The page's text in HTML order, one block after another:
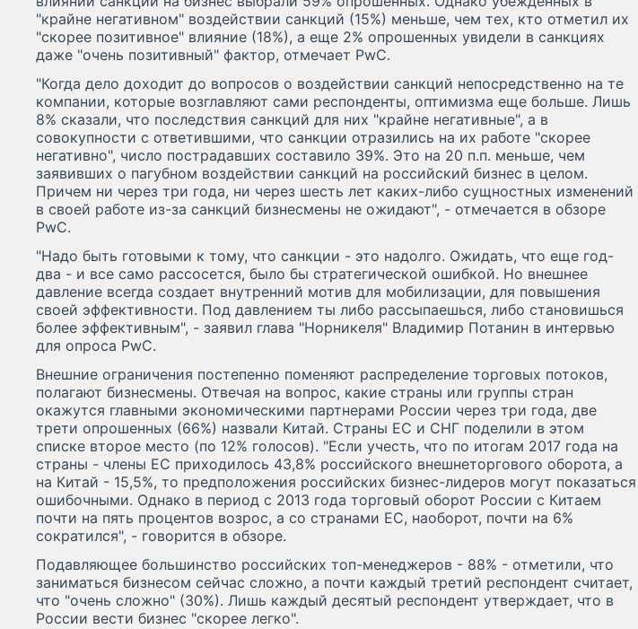
"крайне негативном" воздействии санкций (15%) меньше, чем тех, кто отметил их
"скорее позитивное" влияние (18%), а еще 2% опрошенных увидели в санкциях
даже "очень позитивный" фактор, отмечает PwC.
"Когда дело доходит до вопросов о воздействии санкций непосредственно на те
компании, которые возглавляют сами респонденты, оптимизма еще больше. Лишь
8% сказали, что последствия санкций для них "крайне негативные", а в
совокупности с ответившими, что санкции отразились на их работе "скорее
негативно", число пострадавших составило 39%. Это на 20 п.п. меньше, чем
заявивших о пагубном воздействии санкций на российский бизнес в целом.
Причем ни через три года, ни через шесть лет каких-либо сущностных изменений
в своей работе из-за санкций бизнесмены не ожидают", - отмечается в обзоре
PwC.
"Надо быть готовыми к тому, что санкции - это надолго. Ожидать, что еще год-
два - и все само рассосется, было бы стратегической ошибкой. Но внешнее
давление всегда создает внутренний мотив для мобилизации, для повышения
своей эффективности. Под давлением ты либо рассыпаешься, либо становишься
более эффективным", - заявил глава "Норникеля" Владимир Потанин в интервью
для опроса PwC.
Внешние ограничения постепенно поменяют распределение торговых потоков,
полагают бизнесмены. Отвечая на вопрос, какие страны или группы стран
окажутся главными экономическими партнерами России через три года, две
трети опрошенных (66%) назвали Китай. Страны ЕС и СНГ поделили в этом
списке второе место (по 12% голосов). "Если учесть, что по итогам 2017 года на
страны - члены ЕС приходилось 43,8% российского внешнеторгового оборота, а
на Китай - 15,5%, то предположения российских бизнес-лидеров могут показаться
ошибочными. Однако в период с 2013 года торговый оборот России с Китаем
почти на пять процентов возрос, а со странами ЕС, наоборот, почти на 6%
сократился", - говорится в обзоре.
Подавляющее большинство российских топ-менеджеров - 88% - отметили, что
заниматься бизнесом сейчас сложно, а почти каждый третий респондент считает,
что "очень сложно" (30%). Лишь каждый десятый респондент утверждает, что в
России вести бизнес "скорее легко".